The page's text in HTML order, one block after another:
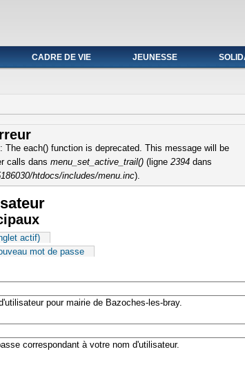
au avril 2021
CADRE DE VIE JEUNESSE
The each() function is deprecated. This message will be
calls dans menu_set_active_trail()(ligne 2394dans
htdocs/includes/menu.inc).
actif)
mot de passe
pour mairie de Bazoches-les-bray.
correspondant à votre nom d'utilisateur.